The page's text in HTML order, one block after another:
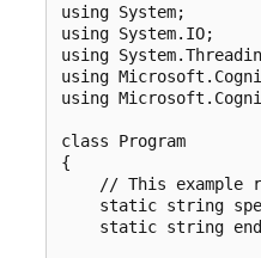
using System;
using System.IO;
using
using
using
class Program
{
// This example
static string
static string